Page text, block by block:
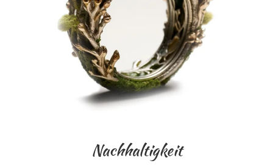
Nachhaltigkeit